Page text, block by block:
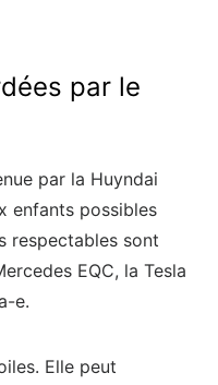
par le
par la Huyndai
enfants possibles
respectables sont
EQC, la Tesla
e.
Elle peut